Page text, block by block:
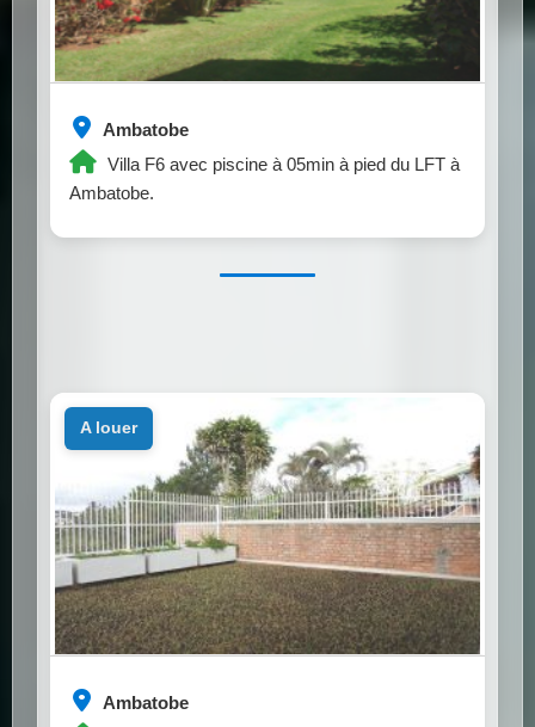
Ambatobe
Villa F6 avec piscine à 05min à pied du LFT à
Ambatobe.
Ambatobe
a louer